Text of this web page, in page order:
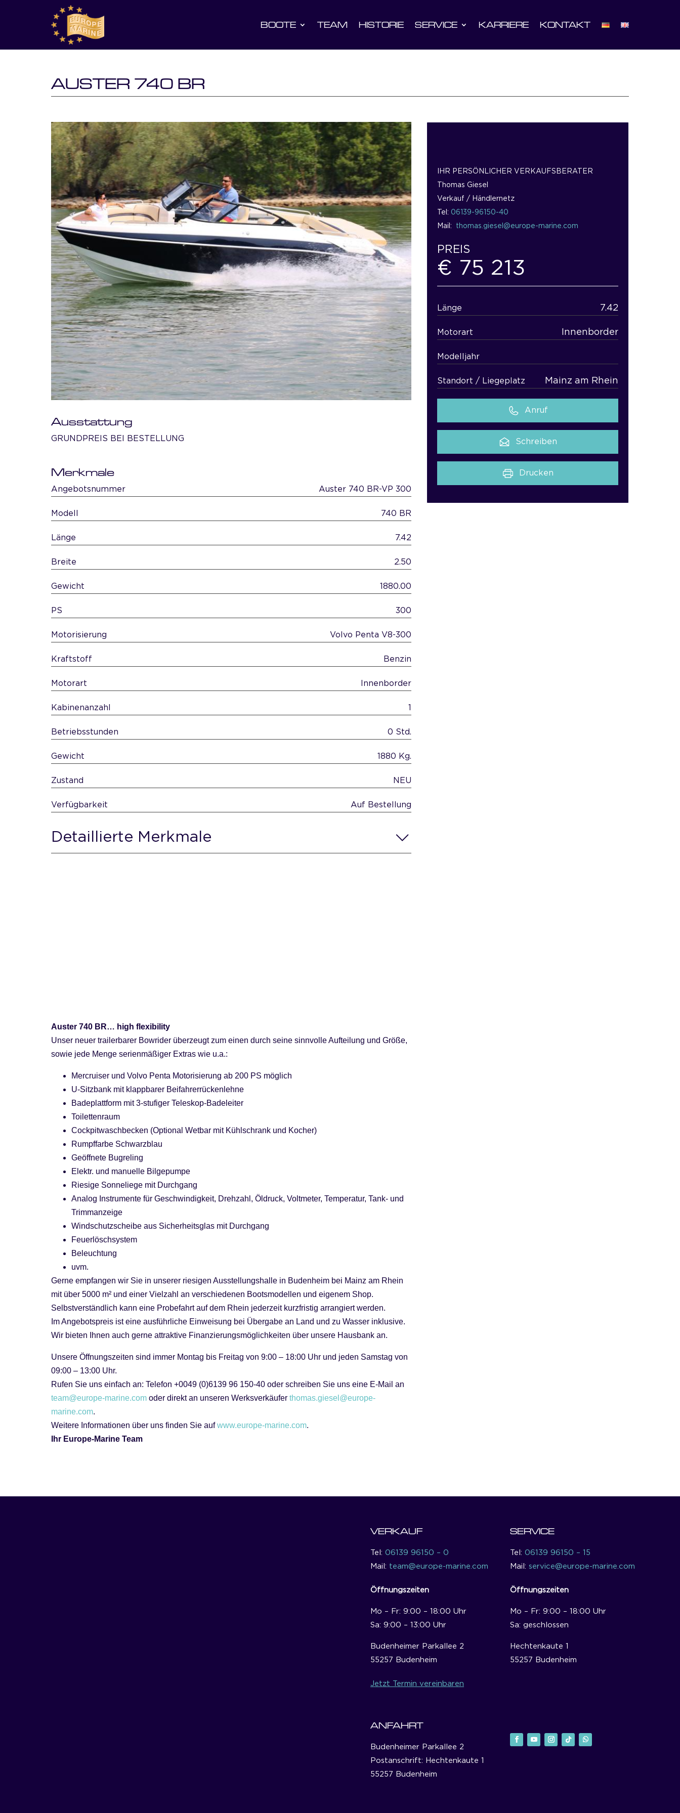
BOOTE TEAM HISTORIE SERVICE KARRIERE KONTAKT
AUSTER 740 BR
Ausstattung
GRUNDPREIS BEI BESTELLUNG
Merkmale
Angebotsnummer Auster 740 BR-VP 300
Modell 740 BR
Länge 7.42
Breite 2.50
Gewicht 1880.00
PS 300
Motorisierung Volvo Penta V8-300
Kraftstoff Benzin
Motorart Innenborder
Kabinenanzahl
Betriebsstunden 0 Std.
Gewicht 1880 Kg.
Zustand NEU
Verfügbarkeit Auf Bestellung
Detaillierte Merkmale
Auster 740 BR… high flexibility
Unser neuer trailerbarer Bowrider überzeugt zum einen durch seine sinnvolle Aufteilung und Größe,
sowie jede Menge serienmäßiger Extras wie u.a.:
Mercruiser und Volvo Penta Motorisierung ab 200 PS möglich
U-Sitzbank mit klappbarer Beifahrerrückenlehne
Badeplattform mit 3-stufiger Teleskop-Badeleiter
Toilettenraum
Cockpitwaschbecken (Optional Wetbar mit Kühlschrank und Kocher)
Rumpffarbe Schwarzblau
Geöffnete Bugreling
Elektr. und manuelle Bilgepumpe
Riesige Sonneliege mit Durchgang
Analog Instrumente für Geschwindigkeit, Drehzahl, Öldruck, Voltmeter, Temperatur, Tank- und
Trimmanzeige
Windschutzscheibe aus Sicherheitsglas mit Durchgang
Feuerlöschsystem
Beleuchtung
uvm.
Gerne empfangen wir Sie in unserer riesigen Ausstellungshalle in Budenheim bei Mainz am Rhein
mit über 5000 m² und einer Vielzahl an verschiedenen Bootsmodellen und eigenem Shop.
Selbstverständlich kann eine Probefahrt auf dem Rhein jederzeit kurzfristig arrangiert werden.
Im Angebotspreis ist eine ausführliche Einweisung bei Übergabe an Land und zu Wasser inklusive.
Wir bieten Ihnen auch gerne attraktive Finanzierungsmöglichkeiten über unsere Hausbank an.
Unsere Öffnungszeiten sind immer Montag bis Freitag von 9:00 – 18:00 Uhr und jeden Samstag von
09:00 – 13:00 Uhr.
Rufen Sie uns einfach an: Telefon +0049 (0)6139 96 150-40 oder schreiben Sie uns eine E-Mail an
team@europe-marine.comoder direkt an unseren Werksverkäufer thomas.giesel@europe-
marine.com.
Weitere Informationen über uns finden Sie aufwww.europe-marine.com.
Ihr Europe-Marine Team
IHR PERSÖNLICHER VERKAUFSBERATER
Thomas Giesel
Verkauf / Händlernetz
Tel: 06139-96150-40
Mail: thomas.giesel@europe-marine.com
PREIS
€ 75 213
Länge 7.42
Motorart Innenborder
Modelljahr
Standort / Liegeplatz Mainz am Rhein
Anruf
Schreiben
Drucken
VERKAUF
Tel: 06139 96150 – 0
Mail: team@europe-marine.com
Öffnungszeiten
Mo – Fr: 9:00 – 18:00 Uhr
Sa: 9:00 – 13:00 Uhr
Budenheimer Parkallee 2
55257 Budenheim
Jetzt Termin vereinbaren
SERVICE
Tel: 06139 96150 – 15
Mail: service@europe-marine.com
Öffnungszeiten
Mo – Fr: 9:00 – 18:00 Uhr
Sa: geschlossen
Hechtenkaute 1
55257 Budenheim
ANFAHRT
Budenheimer Parkallee 2
Postanschrift: Hechtenkaute 1
55257 Budenheim